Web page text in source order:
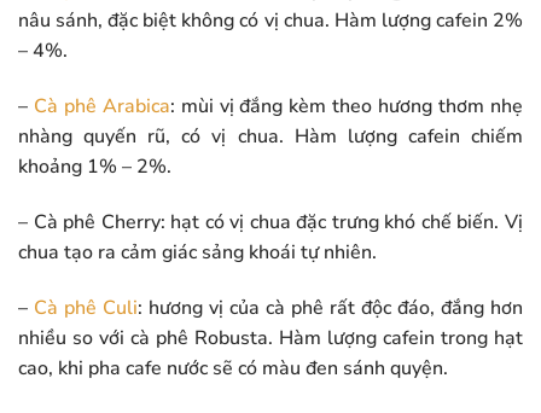
nâu sánh, đặc biệt không có vị chua. Hàm lượng cafein 2%
– 4%.
– Cà phê Arabica: mùi vị đắng kèm theo hương thơm nhẹ
nhàng quyến rũ, có vị chua. Hàm lượng cafein chiếm
khoảng 1% – 2%.
– Cà phê Cherry: hạt có vị chua đặc trưng khó chế biến. Vị
chua tạo ra cảm giác sảng khoái tự nhiên.
– Cà phê Culi: hương vị của cà phê rất độc đáo, đắng hơn
nhiều so với cà phê Robusta. Hàm lượng cafein trong hạt
cao, khi pha cafe nước sẽ có màu đen sánh quyện.